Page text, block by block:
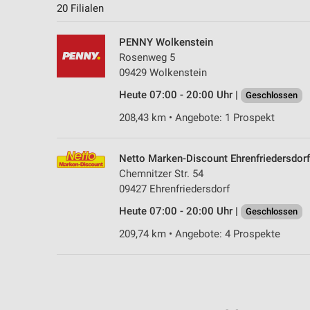
20 Filialen
PENNY Wolkenstein
Rosenweg 5
09429 Wolkenstein
Heute 07:00 - 20:00 Uhr |
Geschlossen
208,43 km • Angebote: 1 Prospekt
Netto Marken-Discount Ehrenfriedersdorf
Chemnitzer Str. 54
09427 Ehrenfriedersdorf
Heute 07:00 - 20:00 Uhr |
Geschlossen
209,74 km • Angebote: 4 Prospekte